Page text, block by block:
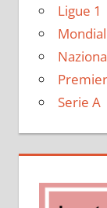
Ligue 1
Serie A